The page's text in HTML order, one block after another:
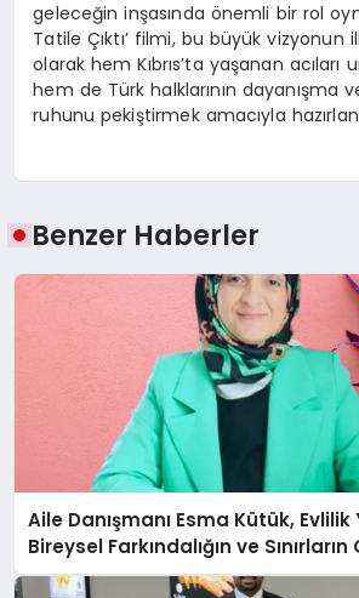
geleceğin inşasında önemli bir rol
Tatile Çıktı’ filmi, bu büyük vizyonun
olarak hem Kıbrıs’ta yaşanan
hem de Türk halklarının dayanışma
ruhunu pekiştirmek amacıyla
Benzer Haberler
Aile Danışmanı Esma Kütük,
Bireysel Farkındalığın ve
Anlatıyor